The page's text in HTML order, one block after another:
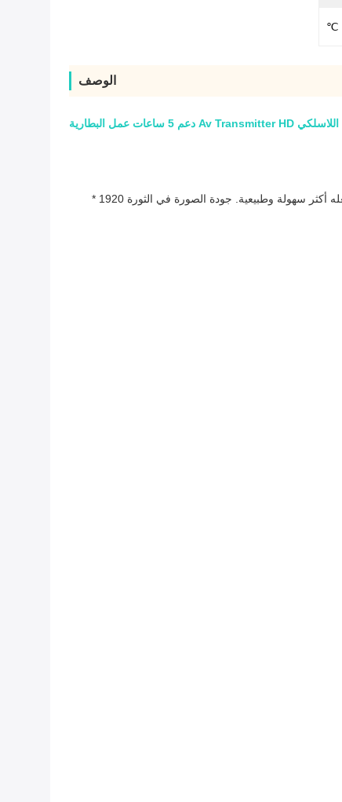
الوصف
هذا هو التصميم الحصري الارسال COFDM والمتلقي. يتميز بطابع منخفض الطاقة وبعد صغير على جهاز الإرسال ، ونوفر اعتبارات أكثر ملاءمة لجعله أكثر سهولة وطبيعية. جودة الصورة في الثورة 1920 *